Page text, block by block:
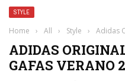
STYLE
Home › All › Style › Adidas
ADIDAS
GAFAS VERANO